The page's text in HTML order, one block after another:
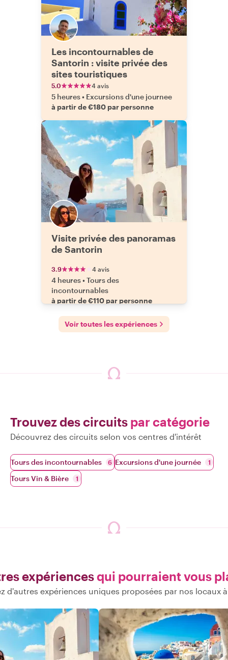
Les incontournables de
Santorin : visite privée des
sites touristiques
5.0 4 avis
5 heures• Excursions d'une journee
à partir de €180 par personne
Visite privée des panoramas
de Santorin
3.9 4 avis
4 heures•Tours des
incontournables
à partir de €110 par personne
Voir toutes les expériences
Trouvez des circuits par catégorie
Découvrez des circuits selon vos centres d'intérêt
Tours des incontournables 6 Excursions d'une journée 1
Tours Vin & Bière 1
expériencesqui pourraient vous
d'autres expériences uniques proposées par nos locaux